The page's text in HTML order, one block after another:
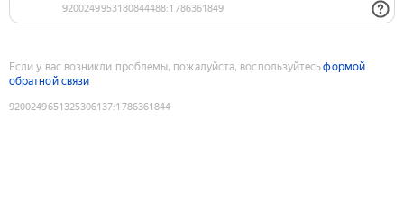
Если у вас возникли проблемы, пожалуйста, воспользуйтесьформой
обратной связи
9200249651325306137:1786361844